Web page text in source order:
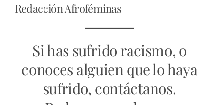
Redacción Afroféminas
Si has sufrido racismo, o
conoces alguien que lo haya
sufrido, contáctanos.